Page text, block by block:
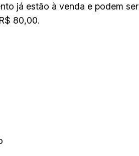
já estão à venda e podem
80,00.